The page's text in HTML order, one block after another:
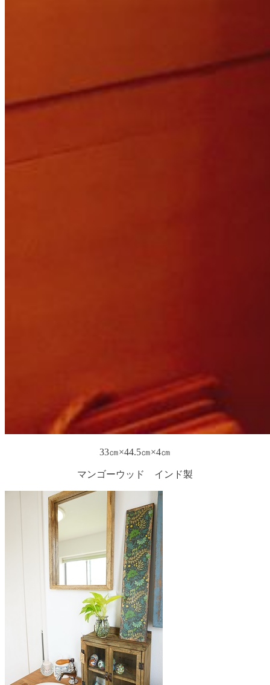
33㎝×44.5㎝×4㎝
マンゴーウッド インド製